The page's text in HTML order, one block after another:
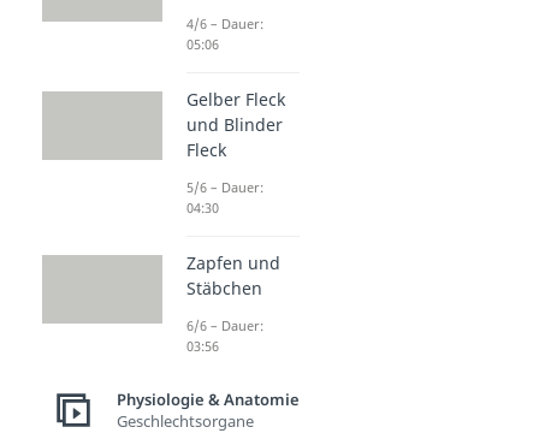
4/6 – Dauer:
05:06
Gelber Fleck
und Blinder
Fleck
5/6 – Dauer:
04:30
Zapfen und
Stäbchen
6/6 – Dauer:
03:56
Physiologie & Anatomie
Geschlechtsorgane